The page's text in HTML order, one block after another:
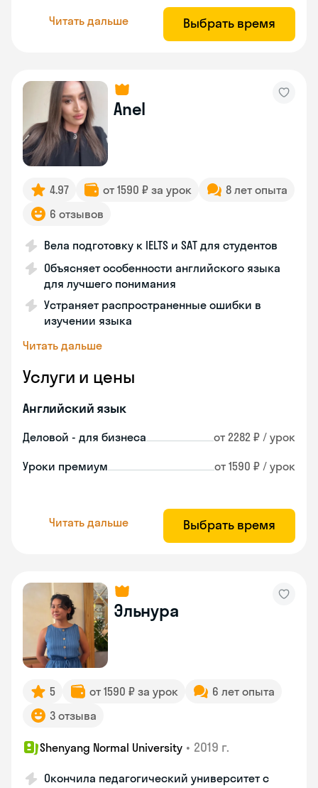
Читать дальше Выбрать время
Anel
4.97 от 1590 ₽ за урок
8 лет опыта
6 отзывов
Вела подготовку к IELTS и SAT для студентов
Объясняет особенности английского языка
для лучшего понимания
Устраняет распространенные ошибки в
изучении языка
Читать дальше
Услуги и цены
Английский язык
Деловой - для бизнеса от 2282 ₽ / урок
Уроки премиум от 1590 ₽ / урок
Читать дальше Выбрать время
Эльнура
5 от 1590 ₽ за урок
6 лет опыта
3 отзыва
Shenyang Normal University • 2019 г.
Окончила педагогический университет с